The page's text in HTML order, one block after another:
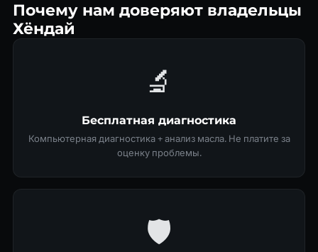
Почему нам доверяют владельцы
Хёндай
🔬
Бесплатная диагностика
Компьютерная диагностика + анализ масла. Не платите за
оценку проблемы.
🛡